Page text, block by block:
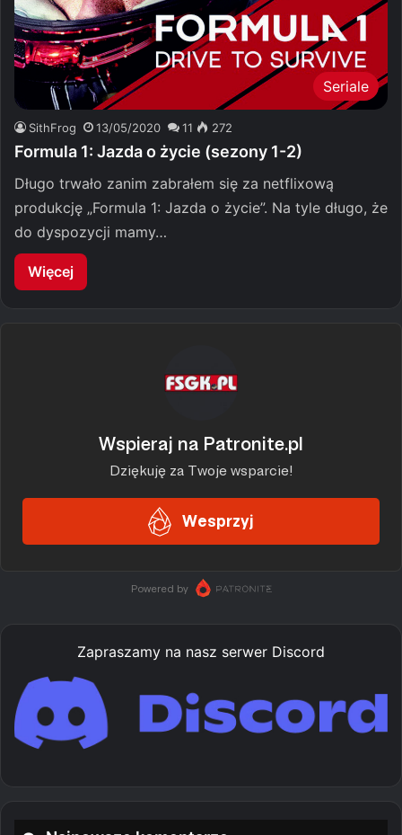
Seriale
SithFrog 13/05/2020 11 272
Formula 1: Jazda o życie (sezony 1-2)
Długo trwało zanim zabrałem się za netflixową
produkcję „Formula 1: Jazda o życie”. Na tyle długo, że
do dyspozycji mamy…
Więcej
Zapraszamy na nasz serwer Discord